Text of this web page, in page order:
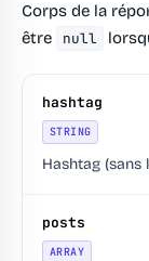
Corps de la
être
null
hashtag
STRING
Hashtag (sans
posts
ARRAY